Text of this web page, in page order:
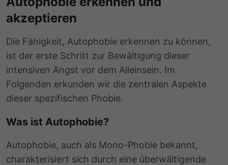
akzeptieren
Die Fähigkeit, Autophobie erkennen zu können,
ist der erste Schritt zur Bewältigung dieser
intensiven Angst vor dem Alleinsein. Im
Folgenden erkunden wir die zentralen Aspekte
dieser spezifischen Phobie.
Was ist Autophobie?
Autophobie, auch als Mono-Phobie bekannt,
charakterisiert sich durch eine überwältigende